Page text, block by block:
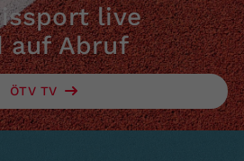
live
auf Abruf
ÖTV TV